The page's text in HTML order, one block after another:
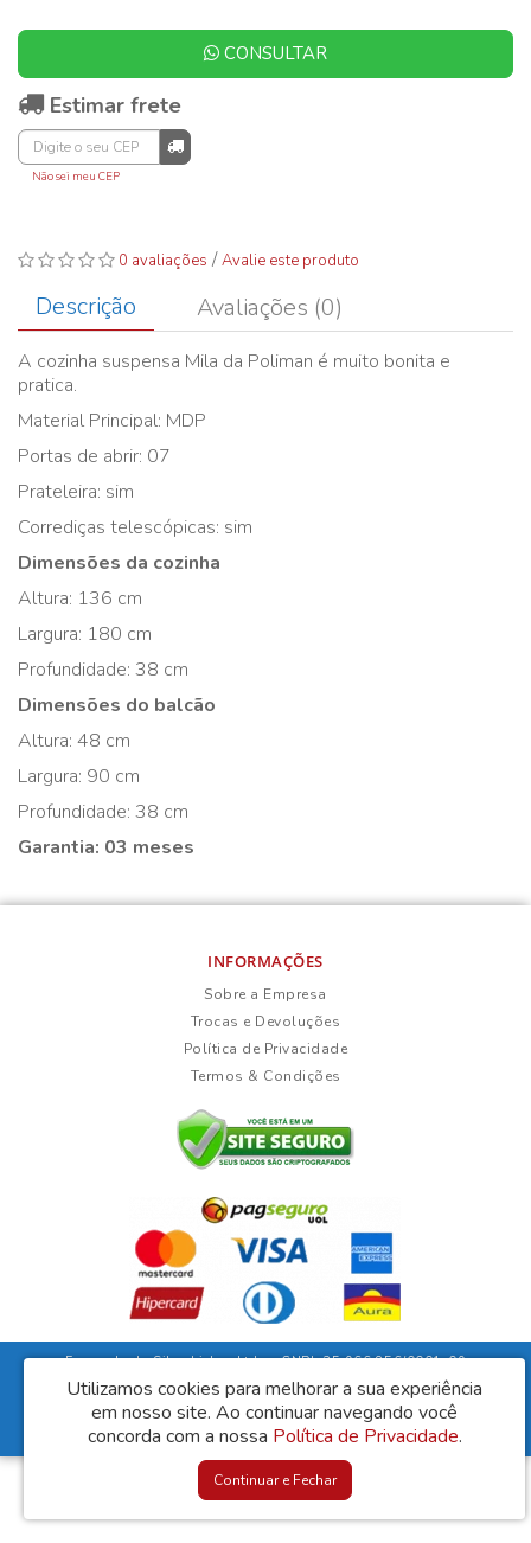
CONSULTAR
Estimar frete
Não sei meu CEP
0 avaliações /Avalie este produto
Descrição Avaliações (0)
A cozinha suspensa Mila da Poliman é muito bonita e
pratica.
Material Principal: MDP
Portas de abrir: 07
Prateleira: sim
Corrediças telescópicas: sim
Dimensões da cozinha
Altura: 136 cm
Largura: 180 cm
Profundidade: 38 cm
Dimensões do balcão
Altura: 48 cm
Largura: 90 cm
Profundidade: 38 cm
Garantia: 03 meses
INFORMAÇÕES
Sobre a Empresa
Trocas e Devoluções
Política de Privacidade
Termos & Condições
Fernanda da Silva Lisboa Ltda - CNPJ: 35.966.856/0001-09
Rua Duarte Guimarães, 135 - Ubaíra/Bahia - CEP: 45310-000
Lisboa Móveis © 2026
Desenvolvido por88digital
Utilizamos cookies para melhorar a sua experiência
em nosso site. Ao continuar navegando você
concorda com a nossa Política de Privacidade.
Continuar e Fechar